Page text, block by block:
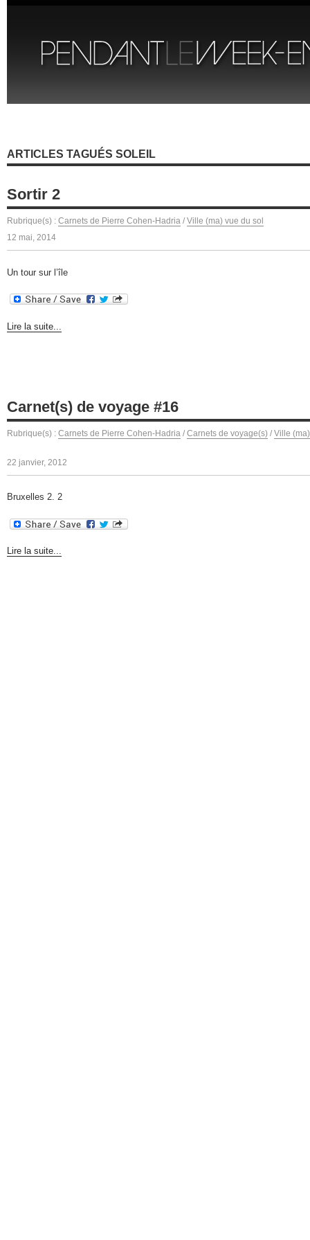
ARTICLES TAGUÉS SOLEIL
Sortir 2
Rubrique(s) : Carnets de Pierre Cohen-Hadria / Ville (ma) vue du sol
12 mai, 2014
Un tour sur l’île
Lire la suite...
Carnet(s) de voyage #16
Rubrique(s) : Carnets de Pierre Cohen-Hadria / Carnets de voyage(s) / Ville
22 janvier, 2012
Bruxelles 2. 2
Lire la suite...